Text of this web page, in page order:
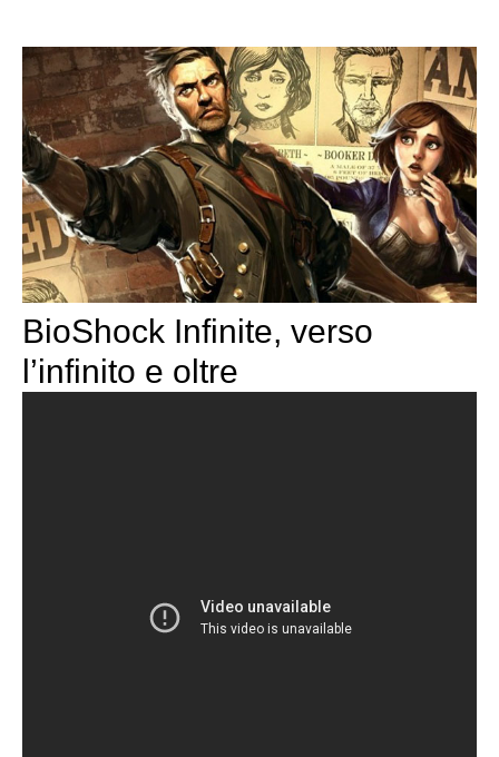
BioShock Infinite, verso
l’infinito e oltre